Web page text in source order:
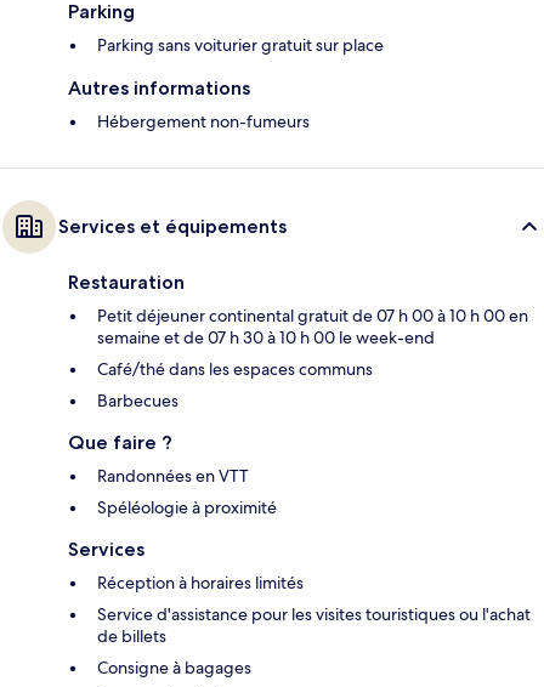
Parking
Parking sans voiturier gratuit sur place
Autres informations
Hébergement non-fumeurs
Services et équipements
Restauration
Petit déjeuner continental gratuit de 07 h 00 à 10 h 00 en
semaine et de 07 h 30 à 10 h 00 le week-end
Café/thé dans les espaces communs
Barbecues
Que faire ?
Randonnées en VTT
Spéléologie à proximité
Services
Réception à horaires limités
Service d'assistance pour les visites touristiques ou l'achat
de billets
Consigne à bagages